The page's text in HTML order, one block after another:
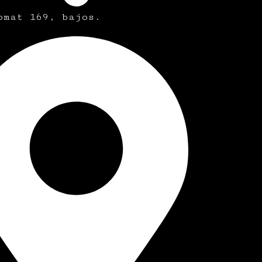
169, bajos.